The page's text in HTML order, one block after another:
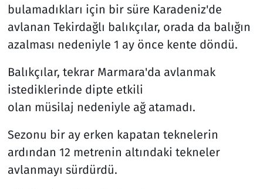
bulamadıkları için bir süre Karadeniz'de
avlanan Tekirdağlı balıkçılar, orada da balığın
azalması nedeniyle 1 ay önce kente döndü.
Balıkçılar, tekrar Marmara'da avlanmak
istediklerinde dipte etkili
olan müsilaj nedeniyle ağ atamadı.
Sezonu bir ay erken kapatan teknelerin
ardından 12 metrenin altındaki tekneler
avlanmayı sürdürdü.
Spor
Teknoloji ve Bilim
Televizyon